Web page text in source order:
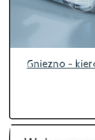
Gniezno -